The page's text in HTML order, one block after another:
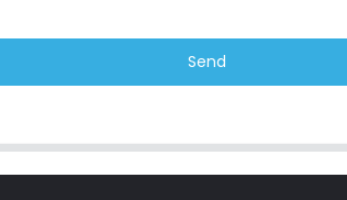
Send